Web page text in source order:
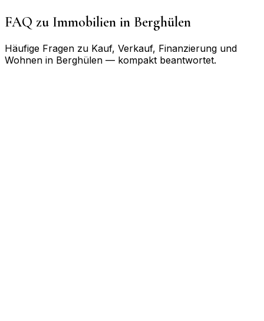
FAQ zu Immobilien in Berghülen
Häufige Fragen zu Kauf, Verkauf, Finanzierung und
Wohnen in Berghülen — kompakt beantwortet.